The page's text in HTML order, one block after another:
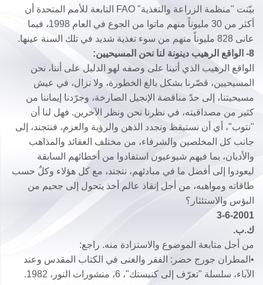
بيّنت "منظمة الزراعة والتغذية" FAO التابعة للأمم المتحدة أن
أكثر من 30 مليوناً منهم ماتوا من الجوع في العام 1998، فيما
عانى 828 مليوناً منهم من سوء تغذية شديد في تلك السنة عينها.
8- الواقع الرهيب دينونة لنا نحن المسيحيين:
الواقع الرهيب الذي أتينا على وصفه لهو الدليل على أننا، نحن
المسيحيين، قصّرنا بشكل بالغ الخطورة، ولا نزال، في عيش
مسيحيتنا، إلى حدّ مناقضة الإنجيل الصارخة، وجرّدنا إيماننا من
كثير من مصداقيته، في نظرنا نحن ونظر الآخرين. فهل لنا أن
"نتوب"، أي أن نستيقظ ونجدد الذهن والرؤية والعزم، فنتجند، إلى
جانب كل المخلصين والشرفاء، من مختلف العقائد والمذاهب
والأديان، بما فيهم شيوعيون استفادوا من أخطائهم السابقة
ليعودوا إلى أفضل ما في مبادئهم، نتجند، مع كل هؤلاء وكلٌ حسب
طاقاته ومواهبه، من أجل إنقاذ عالم أخذ يتحول إلى جحيم من
البؤس والاستئثار؟
3-6-2001
ك.ب.
من أجل متابعة الموضوع والاستزادة منه. راجع:
•المطران جورج خضر: الفقر والغنى في الكتاب المقدس وعند
الآباء، سلسلة "تعرّف إلى كنيستك"، 6، منشورات النور، 1982.